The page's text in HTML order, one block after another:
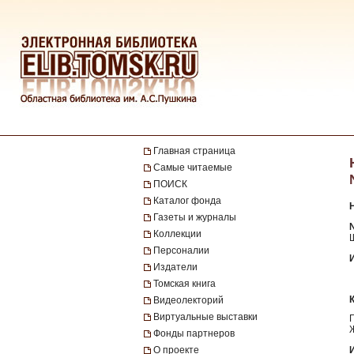
Главная страница
Самые читаемые
ПОИСК
Каталог фонда
Газеты и журналы
Коллекции
Персоналии
Издатели
Томская книга
Видеолекторий
Виртуальные выставки
Фонды партнеров
О проекте